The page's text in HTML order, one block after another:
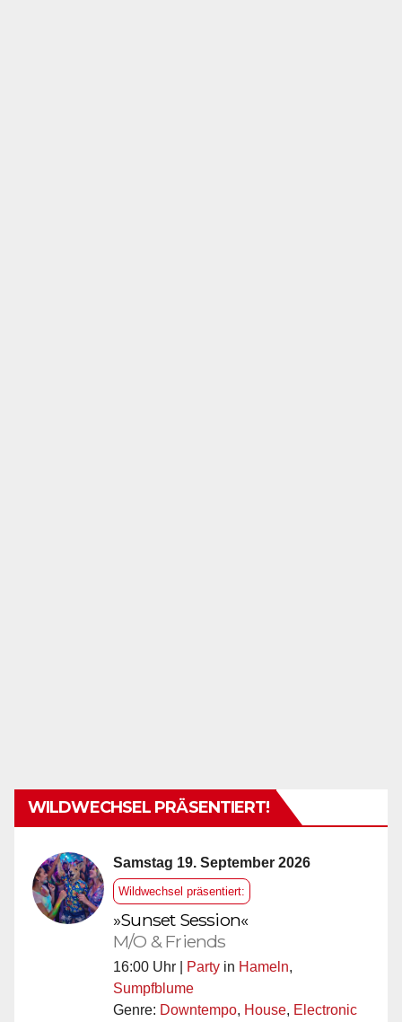
WILDWECHSEL PRÄSENTIERT!
Samstag 19. September 2026
Wildwechsel präsentiert:
»Sunset Session«
M/O & Friends
16:00 Uhr | Party in Hameln,
Sumpfblume
Genre: Downtempo, House, Electronic